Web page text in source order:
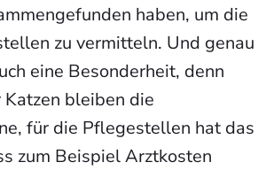
haben, um die
zu vermitteln. Und genau
eine Besonderheit, denn
bleiben die
für die Pflegestellen hat das
zum Beispiel Arztkosten